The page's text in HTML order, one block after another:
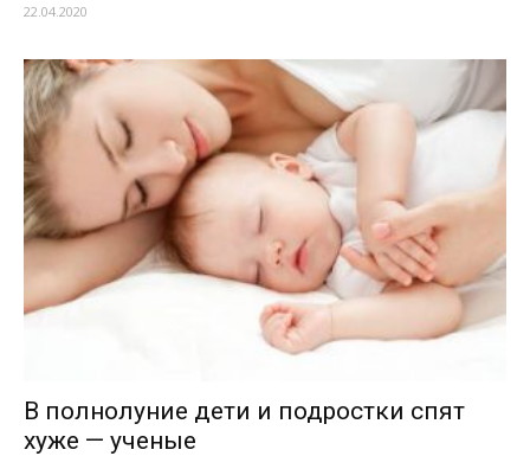
22.04.2020
В полнолуние дети и подростки спят
хуже — ученые